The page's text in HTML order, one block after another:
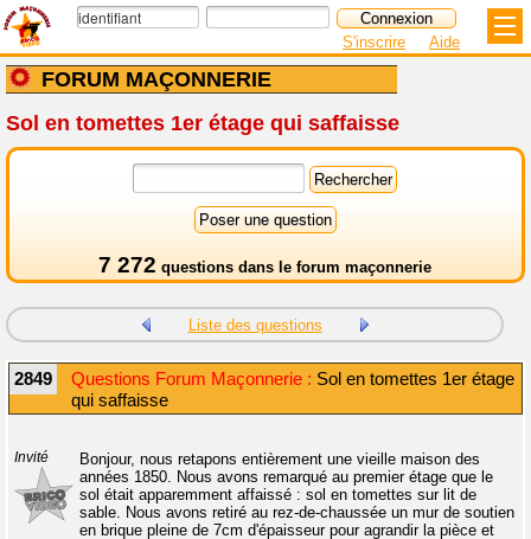
FORUM MAÇONNERIE
S'inscrire Aide
Sol en tomettes 1er étage qui saffaisse
7 272 questions dans le forum maçonnerie
Liste des questions
2849 Questions Forum Maçonnerie : Sol en tomettes 1er étage
qui saffaisse
Invité
Bonjour, nous retapons entièrement une vieille maison des
années 1850. Nous avons remarqué au premier étage que le
sol était apparemment affaissé : sol en tomettes sur lit de
sable. Nous avons retiré au rez-de-chaussée un mur de soutien
en brique pleine de 7cm d'épaisseur pour agrandir la pièce et